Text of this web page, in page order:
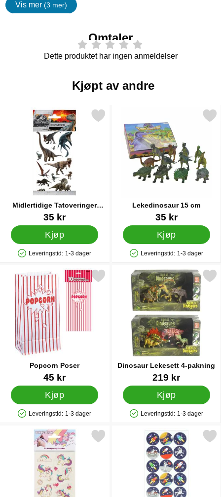
Vis mer (3 mer)
egenskaper
Omtaler
Dette produktet har ingen anmeldelser
Kjøpt av andre
Midlertidige Tatoveringer
Jurassic World
Varenummer 26263
35 kr
Kjøp
Produkttilgjengelighet: På lager
Leveringstid: 1-3 dager
midlertidige Tatoveringer Jurassic World som favoritt
Lekedinosaur 15 cm
Varenummer 37543
35 kr
Kjøp
Produkttilgjengelighet: På lager
Leveringstid: 1-3 dager
Merk lekedinosaur
Popcorn Poser
Varenummer 5647
45 kr
Kjøp
Produkttilgjengelighet: På lager
Leveringstid: 1-3 dager
Merk popcorn Poser som favoritt
Dinosaur Lekesett 4-pakning
Varenummer 44555
219 kr
Kjøp
Produkttilgjengelighet: På lager
Leveringstid: 1-3 dager
Merk dinosaur Lekesett
midlertidige Tatoveringer Enhjørninger som favoritt
Merk verdensrommet